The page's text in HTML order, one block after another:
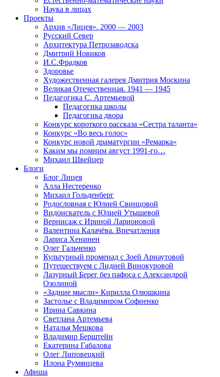
Наука в лицах
Проекты
Архив «Лицея». 2000 — 2003
Русский Север
Архитектура Петрозаводска
Дмитрий Новиков
И.С.Фрадков
Здоровье
Художественная галерея Дмитрия Москина
Великая Отечественная. 1941 — 1945
Педагогика С. Артемьевой
Педагогика школы
Педагогика двора
Конкурс короткого рассказа «Сестра таланта»
Конкурс «Во весь голос»
Конкурс новой драматургии «Ремарка»
Каким мы помним август 1991-го…
Михаил Швейцер
Блоги
Блог Лицея
Алла Нестеренко
Михаил Гольденберг
Родословная с Юлией Свинцовой
Видоискатель с Юлией Утышевой
Вернисаж с Ириной Ларионовой
Валентина Калачёва. Впечатления
Лариса Хенинен
Олег Гальченко
Культурный променад с Зоей Арнаутовой
Путешествуем с Лидией Винокуровой
Лазурный Берег без пафоса с Александрой
Озолиной
«Задние мысли» Кирилла Олюшкина
Застолье с Владимиром Софиенко
Ирина Савкина
Светлана Артемьева
Наталья Мешкова
Владимир Берштейн
Екатерина Габалова
Олег Липовецкий
Илона Румянцева
Афиша